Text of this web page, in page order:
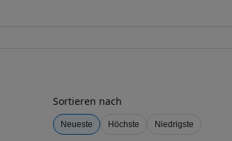
Sortieren nach
Neueste Höchste Niedrigste